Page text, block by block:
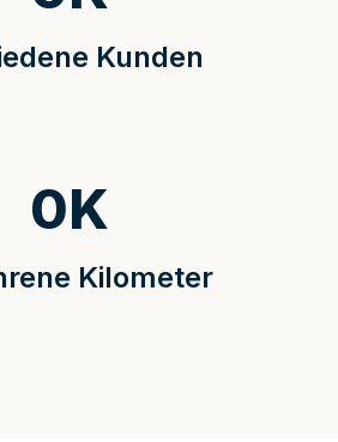
Kunden
Kilometer
0K